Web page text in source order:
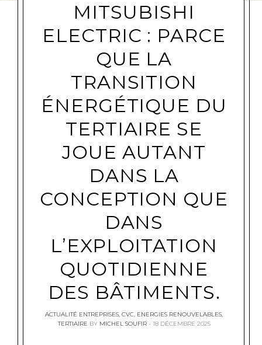
MITSUBISHI
ELECTRIC : PARCE
QUE LA
TRANSITION
ÉNERGÉTIQUE DU
TERTIAIRE SE
JOUE AUTANT
DANS LA
CONCEPTION QUE
DANS
L’EXPLOITATION
QUOTIDIENNE
DES BÂTIMENTS.
ACTUALITÉ ENTREPRISES, CVC, ENERGIES RENOUVELABLES,
TERTIAIRE BY MICHEL SOUFIR 18 DÉCEMBRE 2025